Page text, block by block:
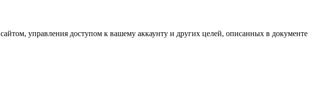
управления доступом к вашему аккаунту и других целей, описанных в документе